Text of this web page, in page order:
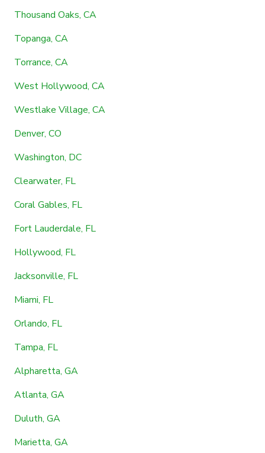
Thousand Oaks, CA
Topanga, CA
Torrance, CA
West Hollywood, CA
Westlake Village, CA
Denver, CO
Washington, DC
Clearwater, FL
Coral Gables, FL
Fort Lauderdale, FL
Hollywood, FL
Jacksonville, FL
Miami, FL
Orlando, FL
Tampa, FL
Alpharetta, GA
Atlanta, GA
Duluth, GA
Marietta, GA